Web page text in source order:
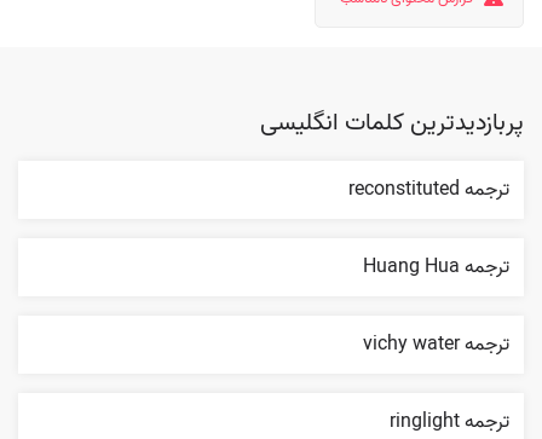
پربازدیدترین کلمات انگلیسی
ترجمه reconstituted
ترجمه Huang Hua
ترجمه vichy water
ترجمه ringlight